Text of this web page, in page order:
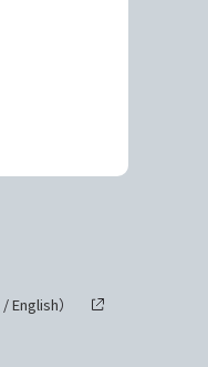
/English）